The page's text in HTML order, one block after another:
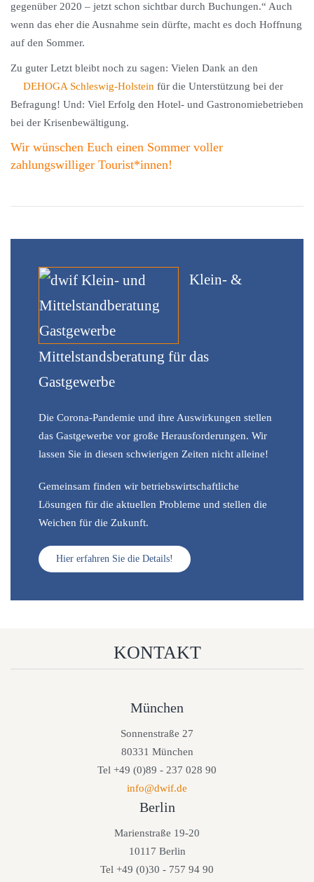
gegenüber 2020 – jetzt schon sichtbar durch Buchungen.“ Auch
wenn das eher die Ausnahme sein dürfte, macht es doch Hoffnung
auf den Sommer.
Zu guter Letzt bleibt noch zu sagen: Vielen Dank an den
DEHOGA Schleswig-Holstein für die Unterstützung bei der
Befragung! Und: Viel Erfolg den Hotel- und Gastronomiebetrieben
bei der Krisenbewältigung.
Wir wünschen Euch einen Sommer voller
zahlungswilliger Tourist*innen!
Klein- &
Mittelstandsberatung für das
Gastgewerbe
Die Corona-Pandemie und ihre Auswirkungen stellen
das Gastgewerbe vor große Herausforderungen. Wir
lassen Sie in diesen schwierigen Zeiten nicht alleine!
Gemeinsam finden wir betriebswirtschaftliche
Lösungen für die aktuellen Probleme und stellen die
Weichen für die Zukunft.
Hier erfahren Sie die Details!
KONTAKT
München
Sonnenstraße 27
80331 München
Tel +49 (0)89 - 237 028 90
info@dwif.de
Berlin
Marienstraße 19-20
10117 Berlin
Tel +49 (0)30 - 757 94 90